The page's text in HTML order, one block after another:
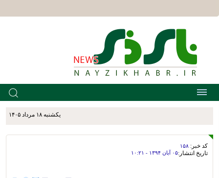
يکشنبه ۱۸ مرداد ۱۴۰۵
کد خبر: ۱۵۸
تاریخ انتشار:۰۵ آبان ۱۳۹۴ - ۱۰:۲۱